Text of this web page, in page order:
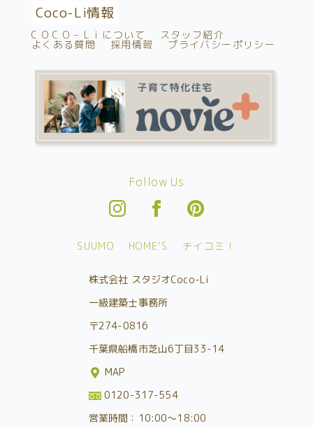
Coco-Li情報
C O C O – L i について スタッフ紹介
よくある質問 採用情報 プライバシーポリシー
Follow Us
SUUMO HOME’S チイコミ！
株式会社 スタジオCoco-Li
一級建築士事務所
〒274-0816
千葉県船橋市芝山6丁目33-14
MAP
0120-317-554
営業時間：10:00～18:00